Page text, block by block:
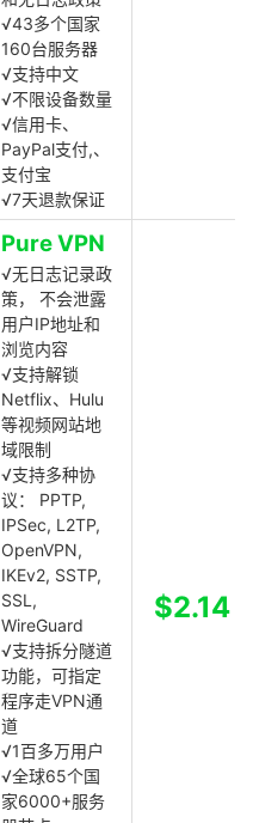
√43多个国家
160台服务器
√支持中文
√不限设备数量
√信用卡、
PayPal支付,、
支付宝
√7天退款保证
Pure VPN
√无日志记录政
策， 不会泄露
用户IP地址和
浏览内容
√支持解锁
Netflix、Hulu
等视频网站地
域限制
√支持多种协
议： PPTP,
IPSec, L2TP,
OpenVPN,
IKEv2, SSTP,
SSL,
WireGuard
√支持拆分隧道
功能，可指定
程序走VPN通
道
√1百多万用户
√全球65个国
家6000+服务
$2.14